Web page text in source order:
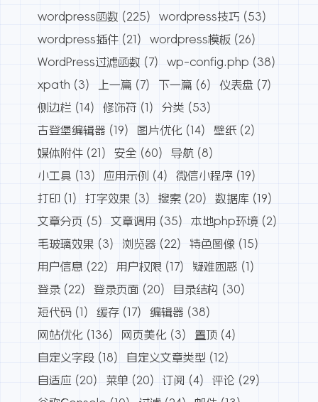
wordpress函数 (225) wordpress技巧 (53)
wordpress插件 (21) wordpress模板 (26)
WordPress过滤函数 (7) wp-config.php (38)
xpath (3) 上一篇 (7) 下一篇 (6) 仪表盘 (7)
侧边栏 (14) 修饰符 (1) 分类 (53)
古登堡编辑器 (19) 图片优化 (14) 壁纸 (2)
媒体附件 (21) 安全 (60) 导航 (8)
小工具 (13) 应用示例 (4) 微信小程序 (19)
打印 (1) 打字效果 (3) 搜索 (20) 数据库 (19)
文章分页 (5) 文章调用 (35) 本地php环境 (2)
毛玻璃效果 (3) 浏览器 (22) 特色图像 (15)
用户信息 (22) 用户权限 (17) 疑难困惑 (1)
登录 (22) 登录页面 (20) 目录结构 (30)
短代码 (1) 缓存 (17) 编辑器 (38)
网站优化 (136) 网页美化 (3) 置顶 (4)
自定义字段 (18) 自定义文章类型 (12)
自适应 (20) 菜单 (20) 订阅 (4) 评论 (29)